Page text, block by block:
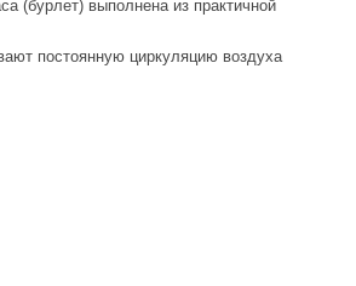
(бурлет) выполнена из практичной
постоянную циркуляцию воздуха